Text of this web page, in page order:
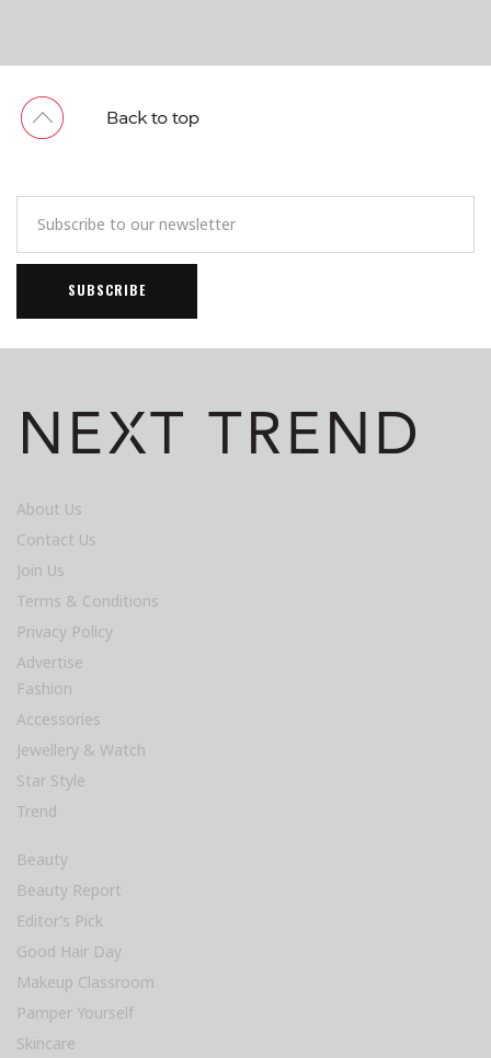
About Us
Contact Us
Join Us
Terms & Conditions
Privacy Policy
Advertise
Fashion
Accessories
Jewellery & Watch
Star Style
Trend
Beauty
Beauty Report
Editor’s Pick
Good Hair Day
Makeup Classroom
Pamper Yourself
Skincare